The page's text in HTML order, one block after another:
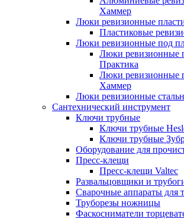
Хаммер
Люки ревизионные
Пластиковые
Люки ревизионные под
Люки ревизионные
Практика
Люки ревизионные
Хаммер
Люки ревизионные
Сантехнический инструмент
Ключи трубные
Ключи трубные
Ключи трубные
Оборудование для
Пресс-клещи
Пресс-клещи Valtec
Развальцовщики и
Сварочные аппараты для
Труборезы ножницы
Фаскосниматели